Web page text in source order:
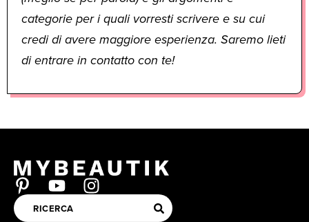
categorie per i quali vorresti scrivere e su cui
credi di avere maggiore esperienza. Saremo lieti
di entrare in contatto con te!